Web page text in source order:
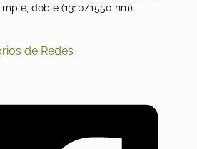
doble (1310/1550 nm).
de Redes